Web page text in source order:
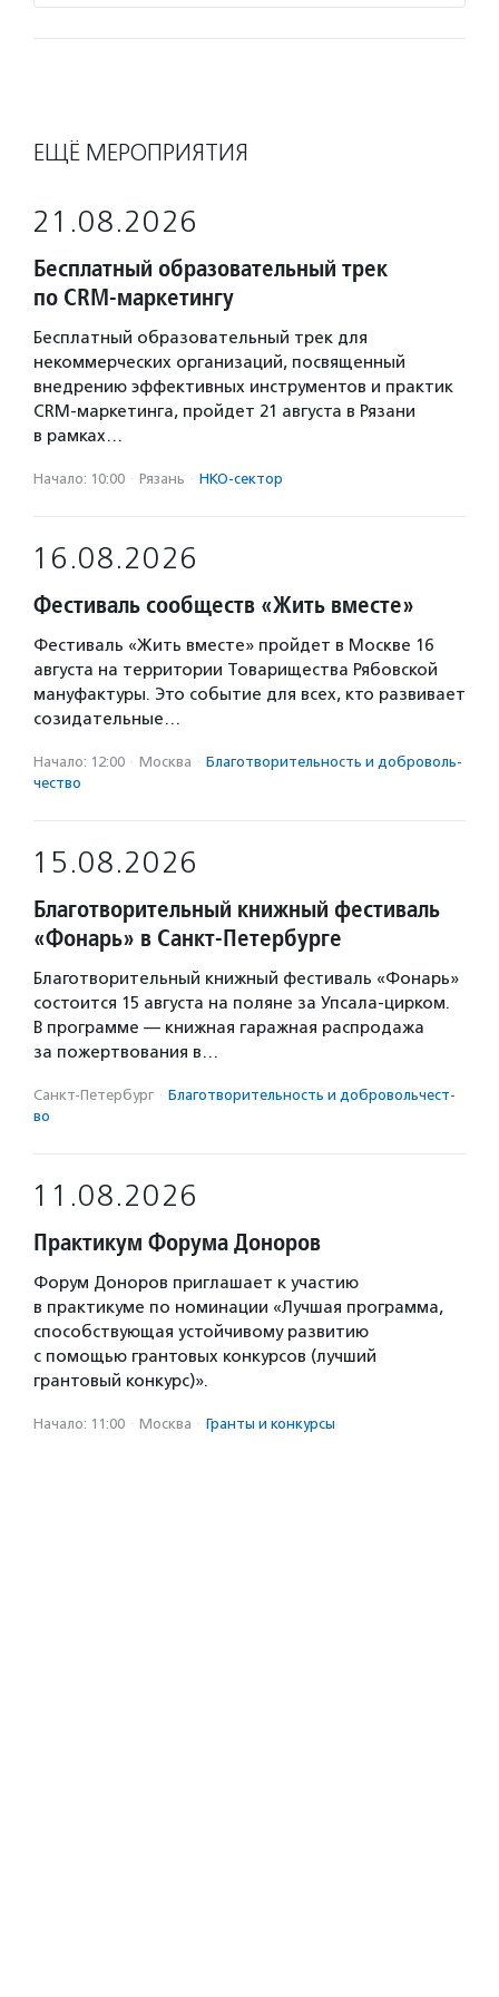
ЕЩЁ МЕРОПРИЯТИЯ
21.08.2026
Бесплатный образовательный трек
по CRM-маркетингу
Бесплатный образовательный трек для
некоммерческих организаций, посвященный
внедрению эффективных инструментов и практик
CRM-маркетинга, пройдет 21 августа в Рязани
в рамках…
Начало: 10:00 · Рязань · НКО-сектор
16.08.2026
Фестиваль сообществ «Жить вместе»
Фестиваль «Жить вместе» пройдет в Москве 16
августа на территории Товарищества Рябовской
мануфактуры. Это событие для всех, кто развивает
созидательные…
Начало: 12:00 · Москва · Благотвори­тель­ность и доброволь­
чест­во
15.08.2026
Благотворительный книжный фестиваль
«Фонарь» в Санкт-Петербурге
Благотворительный книжный фестиваль «Фонарь»
состоится 15 августа на поляне за Упсала-цирком.
В программе — книжная гаражная распродажа
за пожертвования в…
Санкт-Петербург · Благотвори­тель­ность и доброволь­чест­
во
11.08.2026
Практикум Форума Доноров
Форум Доноров приглашает к участию
в практикуме по номинации «Лучшая программа,
способствующая устойчивому развитию
с помощью грантовых конкурсов (лучший
грантовый конкурс)».
Начало: 11:00 · Москва · Гранты и конкурсы